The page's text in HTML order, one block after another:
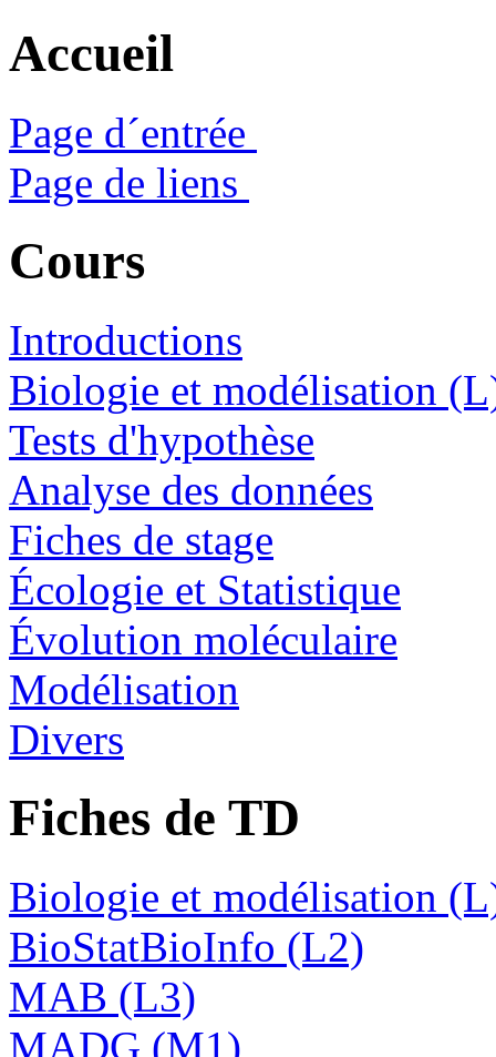
Accueil
Page d´entrée
Page de liens
Cours
Introductions
Biologie et modélisation
Tests d'hypothèse
Analyse des données
Fiches de stage
Écologie et Statistique
Évolution moléculaire
Modélisation
Divers
Fiches de TD
Biologie et modélisation
BioStatBioInfo (L2)
MAB (L3)
MADG (M1)